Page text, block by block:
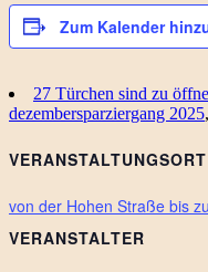
Zum Kalender
27 Türchen sind zu
dezembersparziergang 2025,
VERANSTALTUNGSORT
von der Hohen Straße bis
VERANSTALTER